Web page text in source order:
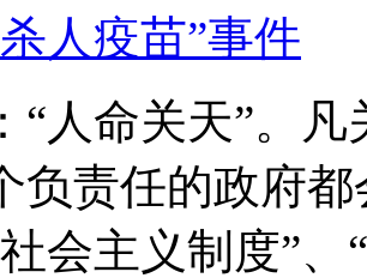
人疫苗”事件
“人命关天”。
负责任的政府
会主义制度”